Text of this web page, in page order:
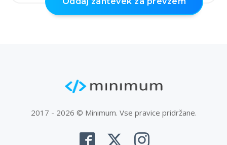
2017 - 2026 © Minimum. Vse pravice pridržane.